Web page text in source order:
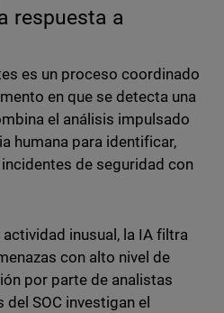
respuesta a
es un proceso coordinado
en que se detecta una
el análisis impulsado
humana para identificar,
de seguridad con
inusual, la IA filtra
con alto nivel de
por parte de analistas
SOC investigan el